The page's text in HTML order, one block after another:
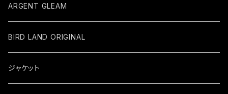
ARGENT GLEAM
BIRD LAND ORIGINAL
ジャケット